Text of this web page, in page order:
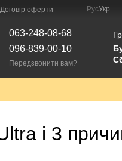
Договір оферти РусУкр
063-248-08-68
096-839-00-10
Передзвонити вам?
і 3